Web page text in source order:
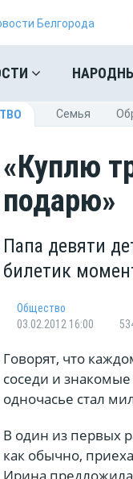
Белгорода
Cемья
«Куплю
подарю»
Папа девяти
билетик
Общество
03.02.2012 16:00
Говорят, что
соседи и
одночасье стал
В один из первых
как обычно,